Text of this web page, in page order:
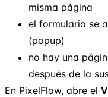
misma página
el formulario se
(popup)
no hay una
después de la
En PixelFlow, abre el